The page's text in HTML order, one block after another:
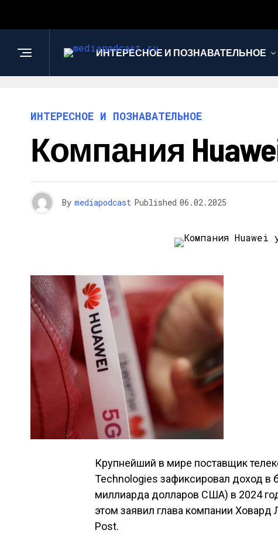
ИНТЕРЕСНОЕ И ПОЗНАВАТЕЛЬНОЕ
ИНТЕРЕСНОЕ И ПОЗНАВАТЕЛЬНОЕ
Компания
By mediapodcast Published 06.02.2025
Крупнейший в мире поставщик
Technologies зафиксировал доход в
миллиарда долларов США) в 2024
этом заявил глава компании Ховард
Post.